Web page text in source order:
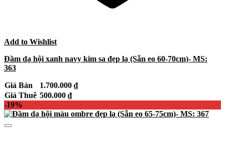
Add to Wishlist
Đầm dạ hội xanh navy kim sa đẹp lạ (Sẵn eo 60-70cm)- MS:
363
Giá Bán 1.700.000 ₫
Giá Thuê 500.000 ₫
-19%